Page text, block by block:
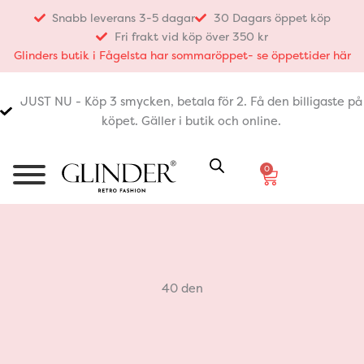
innehåll
Snabb leverans 3-5 dagar
30 Dagars öppet köp
Fri frakt vid köp över 350 kr
Glinders butik i Fågelsta har sommaröppet- se öppettider här
JUST NU - Köp 3 smycken, betala för 2. Få den billigaste på
köpet. Gäller i butik och online.
0
Varukorg
40 den